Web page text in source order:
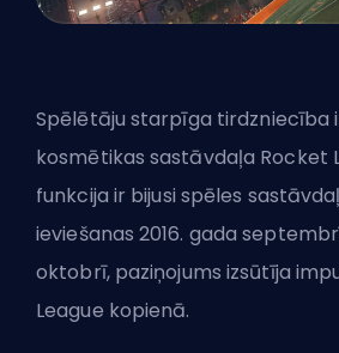
Spēlētāju starpīga tirdzniecība
kosmētikas sastāvdaļa Rocket
funkcija ir bijusi spēles
ieviešanas 2016. gada
oktobrī, paziņojums izsūtīja
League kopienā.